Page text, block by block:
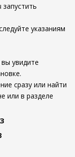
указаниям
увидите
сразу или найти
или в разделе